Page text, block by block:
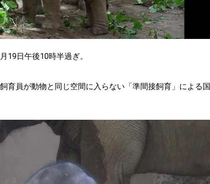
19日午後10時半過ぎ。
育員が動物と同じ空間に入らない「準間接飼育」による国